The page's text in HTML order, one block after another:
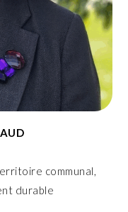
communal,
durable